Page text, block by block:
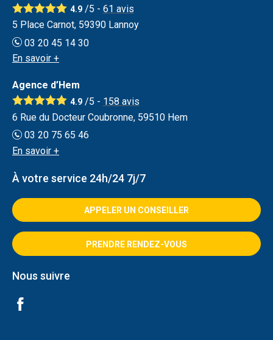
4.9 /5 - 61 avis
5 Place Carnot, 59390 Lannoy
03 20 45 14 30
En savoir +
Agence d’Hem
4.9 /5 - 158 avis
6 Rue du Docteur Coubronne, 59510 Hem
03 20 75 65 46
En savoir +
À votre service 24h/24 7j/7
APPELER UN CONSEILLER
PRENDRE RENDEZ-VOUS
Nous suivre